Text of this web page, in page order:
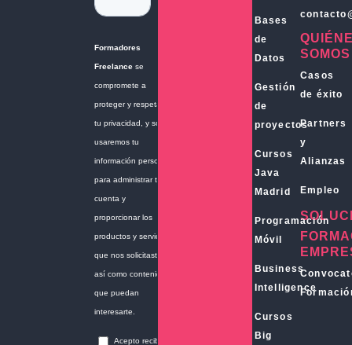
Bases
de
Datos
Gestión
de
proyectos
Cursos
Java
Madrid
Programación
Móvil
Business
Intelligence
Cursos
Big
SOMOS
Casos
de éxito
Partners
y
Alianzas
Empleo